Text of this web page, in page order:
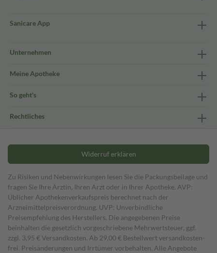
Sanicare App
Unternehmen
Meine Apotheke
So geht's
Rechtliches
Widerruf erklären
Zu Risiken und Nebenwirkungen lesen Sie die Packungsbeilage und
fragen Sie Ihre Ärztin, Ihren Arzt oder in Ihrer Apotheke. AVP:
Üblicher Apothekenverkaufspreis berechnet nach der
Arzneimittelpreisverordnung. UVP: Unverbindliche
Preisempfehlung des Herstellers. Die angegebenen Preise
beinhalten die gesetzlich vorgeschriebene Mehrwertsteuer, ggf.
zzgl. 3,95 € Versandkosten. Ab 29,00 € Bestell­wert versand­kosten­
frei. Preisänderungen und Irrtümer vorbehalten. Alle Angebote